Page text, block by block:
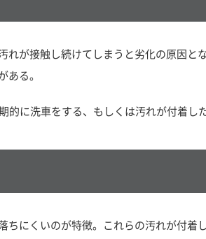
が接触し続けてしまうと劣化の原因と
る。
に洗車をする、もしくは汚れが付着し
にくいのが特徴。これらの汚れが付着